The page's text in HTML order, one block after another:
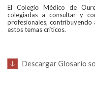
El Colegio Médico de
colegiadas a consultar y
profesionales, contribuyendo
estos temas críticos.
Descargar Glosario